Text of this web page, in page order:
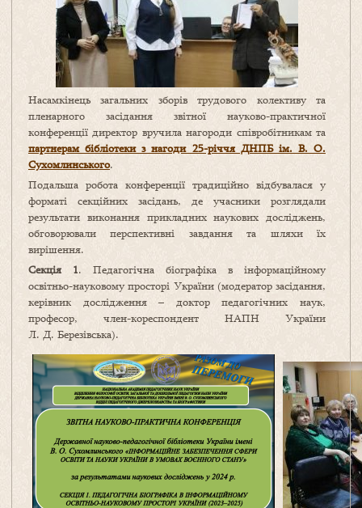
Насамкінець загальних зборів трудового колективу та
пленарного засідання звітної науково-практичної
конференції директор вручила нагороди співробітникам та
партнерам бібліотеки з нагоди 25-річчя ДНПБ ім. В. О.
Сухомлинського.
Подальша робота конференції традиційно відбувалася у
форматі секційних засідань, де учасники розглядали
результати виконання прикладних наукових досліджень,
обговорювали перспективні завдання та шляхи їх
вирішення.
Секція 1. Педагогічна біографіка в інформаційному
освітньо-науковому просторі України (модератор засідання,
керівник дослідження – доктор педагогічних наук,
професор, член-кореспондент НАПН України
Л. Д. Березівська).